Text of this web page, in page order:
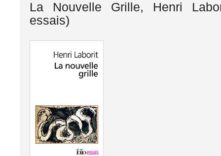
La Nouvelle Grille, Henri
essais)